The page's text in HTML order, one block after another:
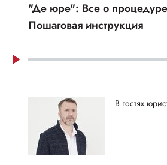
"Де юре": Все о процедуре
Пошаговая инструкция
В гостях